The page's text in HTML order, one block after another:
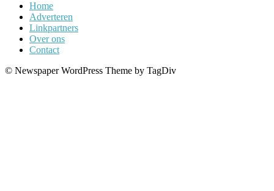
Home
Adverteren
Linkpartners
Over ons
Contact
© Newspaper WordPress Theme by TagDiv